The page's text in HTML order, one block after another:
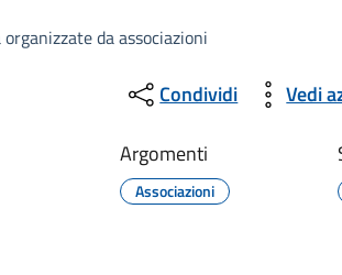
da associazioni
Condividi
Vedi
Argomenti
Associazioni